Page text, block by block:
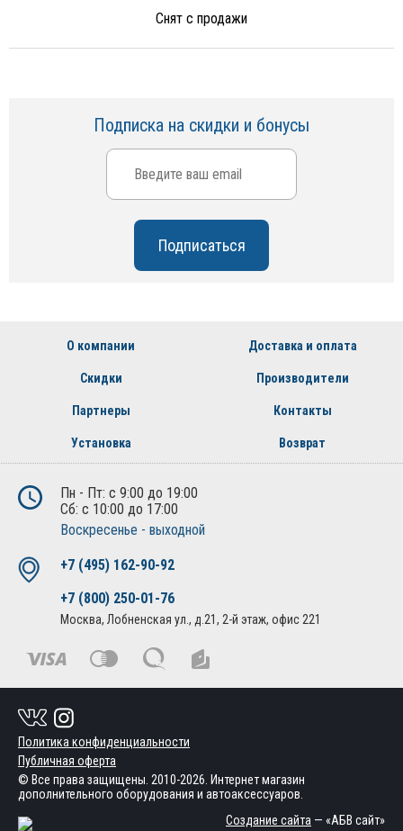
Снят с продажи
Подписка на скидки и бонусы
О компании Доставка и оплата
Скидки Производители
Партнеры Контакты
Установка Возврат
Пн - Пт: с 9:00 до 19:00
Сб: с 10:00 до 17:00
Воскресенье - выходной
+7 (495) 162-90-92
+7 (800) 250-01-76
Москва, Лобненская ул., д.21, 2-й этаж, офис 221
Политика конфиденциальности
Публичная оферта
© Все права защищены. 2010-2026. Интернет магазин
дополнительного оборудования и автоаксессуаров.
Создание сайта — «АБВ сайт»